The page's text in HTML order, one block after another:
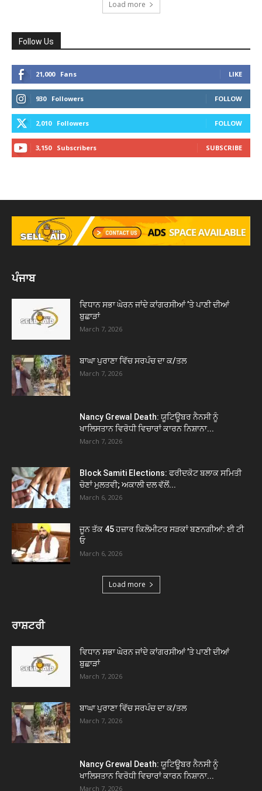
Load more
Follow Us
21,000 Fans LIKE
930 Followers FOLLOW
2,010 Followers FOLLOW
3,150 Subscribers SUBSCRIBE
ਪੰਜਾਬ
ਵਿਧਾਨ ਸਭਾ ਘੇਰਨ ਜਾਂਦੇ ਕਾਂਗਰਸੀਆਂ ’ਤੇ ਪਾਣੀ ਦੀਆਂ
ਬੁਛਾੜਾਂ
March 7, 2026
ਬਾਘਾ ਪੁਰਾਣਾ ਵਿੱਚ ਸਰਪੰਚ ਦਾ ਕ/ਤਲ
March 7, 2026
Nancy Grewal Death: ਯੂਟਿਊਬਰ ਨੈਨਸੀ ਨੂੰ
ਖਾਲਿਸਤਾਨ ਵਿਰੋਧੀ ਵਿਚਾਰਾਂ ਕਾਰਨ ਨਿਸ਼ਾਨਾ...
March 7, 2026
Block Samiti Elections: ਫਰੀਦਕੋਟ ਬਲਾਕ ਸਮਿਤੀ
ਚੋਣਾਂ ਮੁਲਤਵੀ; ਅਕਾਲੀ ਦਲ ਵੱਲੋਂ...
March 6, 2026
ਜੂਨ ਤੱਕ 45 ਹਜ਼ਾਰ ਕਿਲੋਮੀਟਰ ਸੜਕਾਂ ਬਣਨਗੀਆਂ: ਈ ਟੀ
ਓ
March 6, 2026
Load more
ਰਾਸ਼ਟਰੀ
ਵਿਧਾਨ ਸਭਾ ਘੇਰਨ ਜਾਂਦੇ ਕਾਂਗਰਸੀਆਂ ’ਤੇ ਪਾਣੀ ਦੀਆਂ
ਬੁਛਾੜਾਂ
March 7, 2026
ਬਾਘਾ ਪੁਰਾਣਾ ਵਿੱਚ ਸਰਪੰਚ ਦਾ ਕ/ਤਲ
March 7, 2026
Nancy Grewal Death: ਯੂਟਿਊਬਰ ਨੈਨਸੀ ਨੂੰ
ਖਾਲਿਸਤਾਨ ਵਿਰੋਧੀ ਵਿਚਾਰਾਂ ਕਾਰਨ ਨਿਸ਼ਾਨਾ...
March 7, 2026